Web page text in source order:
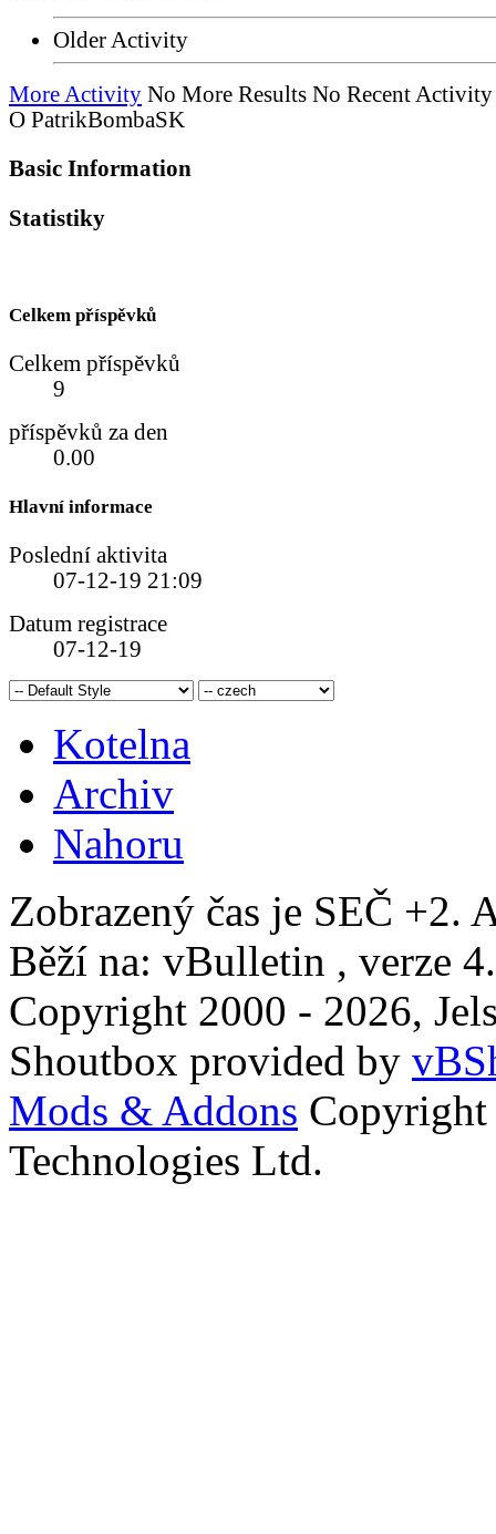
Older Activity
More Activity No More Results No Recent Activity
O PatrikBombaSK
Basic Information
Statistiky
Celkem příspěvků
Celkem příspěvků
9
příspěvků za den
0.00
Hlavní informace
Poslední aktivita
07-12-19 21:09
Datum registrace
07-12-19
Kotelna
Archiv
Nahoru
Zobrazený čas je SEČ +2.
Běží na: vBulletin , verze
Copyright 2000 - 2026,
Shoutbox provided by
Mods & Addons
Technologies Ltd.